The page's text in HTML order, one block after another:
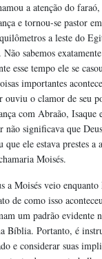
a atenção do
e tornou-se pastor
a leste do
sabemos
esse tempo ele se
importantes
ouviu o clamor de seu
com Abraão, Isaque
não significava que
ele estava prestes a
Moisés.
a Moisés veio enquanto
de como isso
um padrão evidente
Bíblia. Portanto, é
e considerar suas